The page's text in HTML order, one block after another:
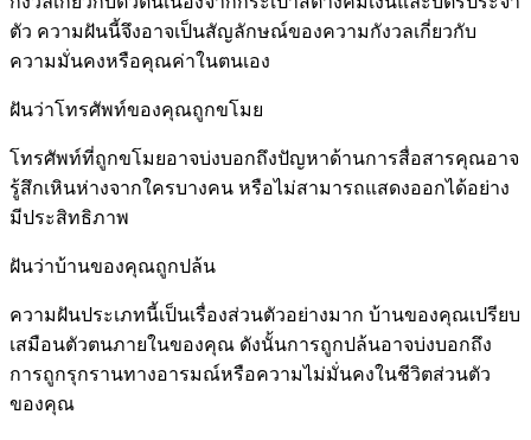
ตัว ความฝันนี้จึงอาจเป็นสัญลักษณ์ของความกังวลเกี่ยวกับ
ความมั่นคงหรือคุณค่าในตนเอง
ฝันว่าโทรศัพท์ของคุณถูกขโมย
โทรศัพท์ที่ถูกขโมยอาจบ่งบอกถึงปัญหาด้านการสื่อสารคุณอาจ
รู้สึกเหินห่างจากใครบางคน หรือไม่สามารถแสดงออกได้อย่าง
มีประสิทธิภาพ
ฝันว่าบ้านของคุณถูกปล้น
ความฝันประเภทนี้เป็นเรื่องส่วนตัวอย่างมาก บ้านของคุณเปรียบ
เสมือนตัวตนภายในของคุณ ดังนั้นการถูกปล้นอาจบ่งบอกถึง
การถูกรุกรานทางอารมณ์หรือความไม่มั่นคงในชีวิตส่วนตัว
ของคุณ